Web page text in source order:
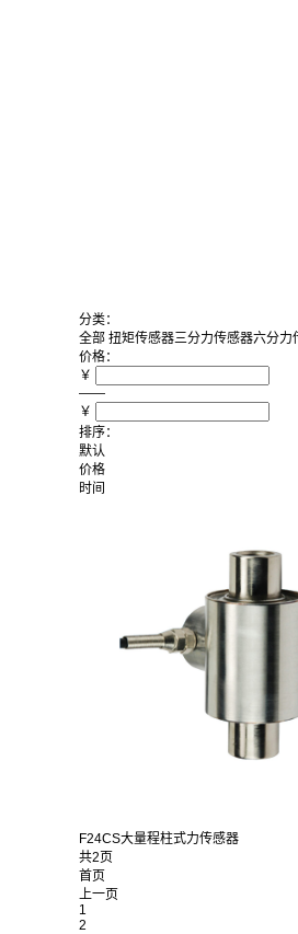
分类：
全部 扭矩传感器三分力传感器六分力
价格：
￥
——
￥
排序：
默认
价格
时间
F24CS大量程柱式力传感器
共2页
首页
上一页
1
2